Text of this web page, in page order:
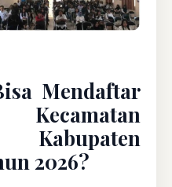
Mendaftar
2026?